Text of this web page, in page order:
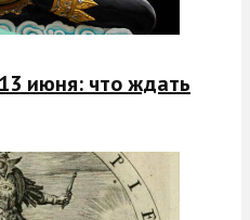
июня: что ждать